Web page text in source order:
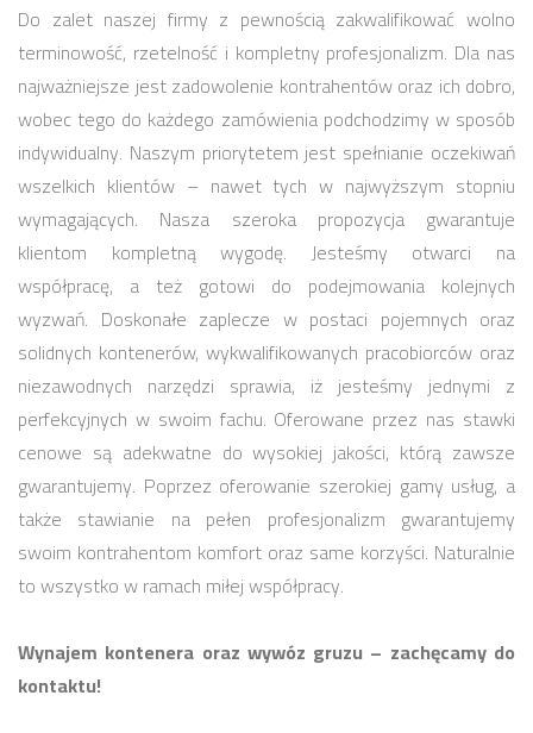
Do zalet naszej firmy z pewnością zakwalifikować wolno
terminowość, rzetelność i kompletny profesjonalizm. Dla nas
najważniejsze jest zadowolenie kontrahentów oraz ich dobro,
wobec tego do każdego zamówienia podchodzimy w sposób
indywidualny. Naszym priorytetem jest spełnianie oczekiwań
wszelkich klientów – nawet tych w najwyższym stopniu
wymagających. Nasza szeroka propozycja gwarantuje
klientom kompletną wygodę. Jesteśmy otwarci na
współpracę, a też gotowi do podejmowania kolejnych
wyzwań. Doskonałe zaplecze w postaci pojemnych oraz
solidnych kontenerów, wykwalifikowanych pracobiorców oraz
niezawodnych narzędzi sprawia, iż jesteśmy jednymi z
perfekcyjnych w swoim fachu. Oferowane przez nas stawki
cenowe są adekwatne do wysokiej jakości, którą zawsze
gwarantujemy. Poprzez oferowanie szerokiej gamy usług, a
także stawianie na pełen profesjonalizm gwarantujemy
swoim kontrahentom komfort oraz same korzyści. Naturalnie
to wszystko w ramach miłej współpracy.
Wynajem kontenera oraz wywóz gruzu – zachęcamy do
kontaktu!